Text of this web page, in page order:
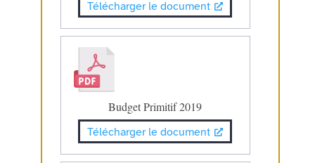
Télécharger le document
Budget Primitif 2019
Télécharger le document